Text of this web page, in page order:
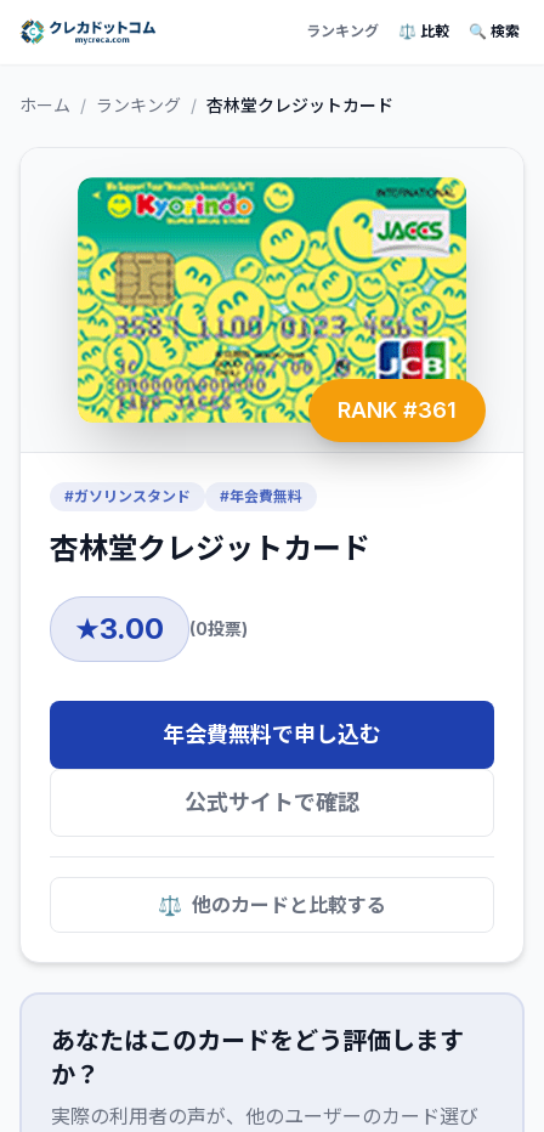
ランキング ⚖️ 比較 🔍 検索
ホーム / ランキング / 杏林堂クレジットカード
RANK #361
#ガソリンスタンド #年会費無料
杏林堂クレジットカード
★3.00 (0投票)
年会費無料で申し込む
公式サイトで確認
⚖️ 他のカードと比較する
あなたはこのカードをどう評価します
か？
実際の利用者の声が、他のユーザーのカード選び